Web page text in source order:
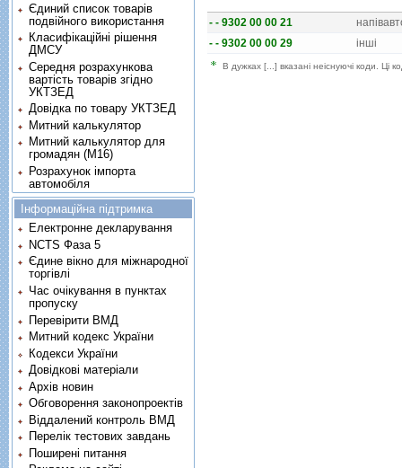
- - 9302 00 00 21
- - 9302 00 00 29
iншi
В дужках [...] вказані неіснуючі коди. Ці
Єдиний список товарів
подвійного використання
Класифікаційні рішення
ДМСУ
Середня розрахункова
вартість товарів згідно
УКТЗЕД
Довідка по товару УКТЗЕД
Митний калькулятор
Митний калькулятор для
громадян (М16)
Розрахунок імпорта
автомобіля
Інформаційна підтримка
Електронне декларування
NCTS Фаза 5
Єдине вікно для міжнародної
торгівлі
Час очікування в пунктах
пропуску
Перевірити ВМД
Митний кодекс України
Кодекси України
Довідкові матеріали
Архів новин
Обговорення законопроектів
Віддалений контроль ВМД
Перелік тестових завдань
Поширені питання